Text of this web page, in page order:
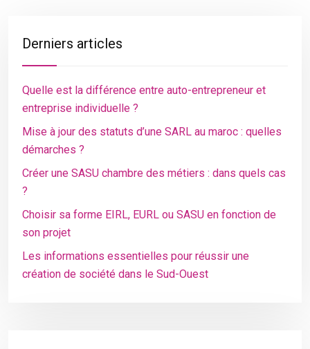
Derniers articles
Quelle est la différence entre auto-entrepreneur et
entreprise individuelle ?
Mise à jour des statuts d’une SARL au maroc : quelles
démarches ?
Créer une SASU chambre des métiers : dans quels cas
?
Choisir sa forme EIRL, EURL ou SASU en fonction de
son projet
Les informations essentielles pour réussir une
création de société dans le Sud-Ouest